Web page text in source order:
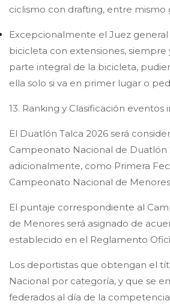
ciclismo con drafting, entre mismo
Excepcionalmente el Juez
bicicleta con extensiones, siempre
parte integral de la bicicleta,
ella solo si va en primer lugar o
13. Ranking y Clasificación eventos
El Duatlón Talca 2026 será
Campeonato Nacional de Duatlón
adicionalmente, como Primera
Campeonato Nacional de
El puntaje correspondiente al
de Menores será asignado de
establecido en el Reglamento
Los deportistas que obtengan el
Nacional por categoría, y que se
federados al día de la